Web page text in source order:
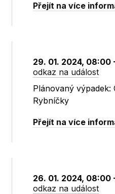
Přejít na více
29. 01. 2024, 08:00
odkaz na událost
Plánovaný výpadek:
Rybníčky
Přejít na více
26. 01. 2024, 08:00
odkaz na událost